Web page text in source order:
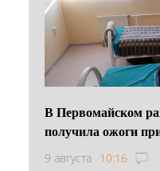
В Первомайском
получила ожоги
9 августа 10:16